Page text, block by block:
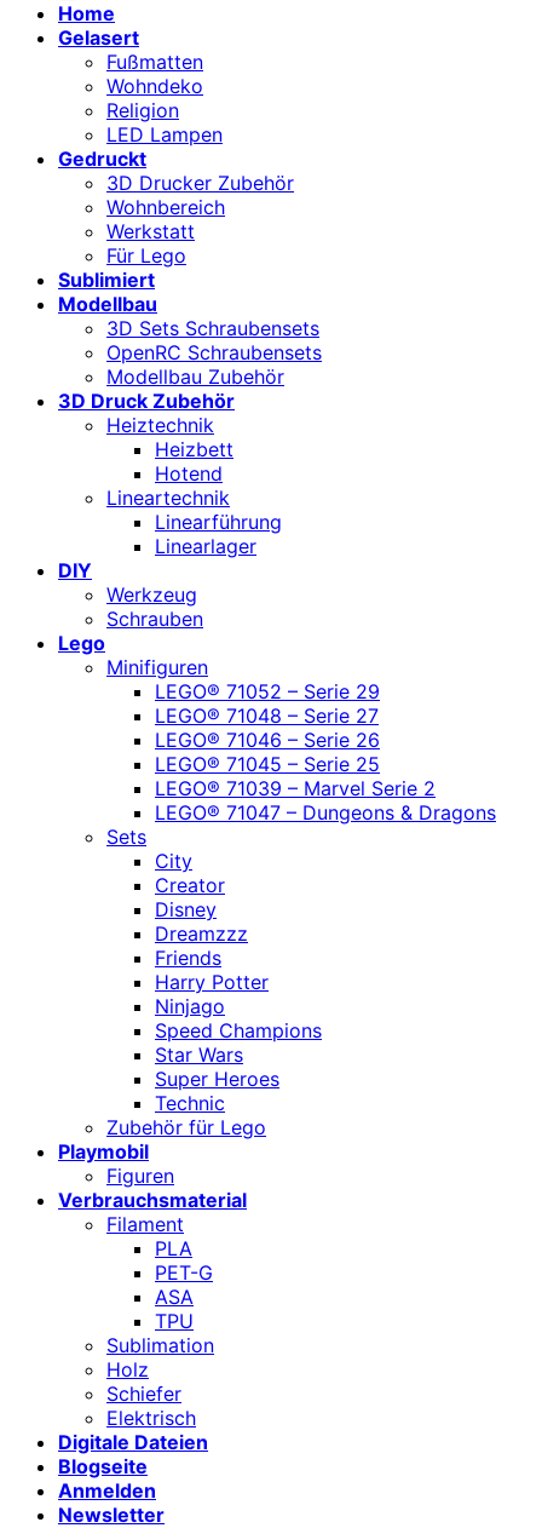
Home
Gelasert
Fußmatten
Wohndeko
Religion
LED Lampen
Gedruckt
3D Drucker Zubehör
Wohnbereich
Werkstatt
Für Lego
Sublimiert
Modellbau
3D Sets Schraubensets
OpenRC Schraubensets
Modellbau Zubehör
3D Druck Zubehör
Heiztechnik
Heizbett
Hotend
Lineartechnik
Linearführung
Linearlager
DIY
Werkzeug
Schrauben
Lego
Minifiguren
LEGO® 71052 – Serie 29
LEGO® 71048 – Serie 27
LEGO® 71046 – Serie 26
LEGO® 71045 – Serie 25
LEGO® 71039 – Marvel Serie 2
LEGO® 71047 – Dungeons & Dragons
Sets
City
Creator
Disney
Dreamzzz
Friends
Harry Potter
Ninjago
Speed Champions
Star Wars
Super Heroes
Technic
Zubehör für Lego
Playmobil
Figuren
Verbrauchsmaterial
Filament
PLA
PET-G
ASA
TPU
Sublimation
Holz
Schiefer
Elektrisch
Digitale Dateien
Blogseite
Anmelden
Newsletter